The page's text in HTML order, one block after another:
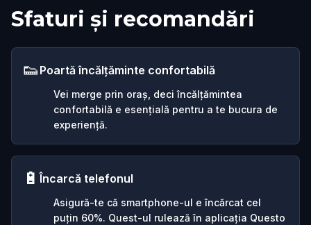
Sfaturi și recomandări
👟 Poartă încălțăminte confortabilă
Vei merge prin oraș, deci încălțămintea
confortabilă e esențială pentru a te bucura de
experiență.
🔋Încarcă telefonul
Asigură-te că smartphone-ul e încărcat cel
puțin 60%. Quest-ul rulează în aplicația Questo